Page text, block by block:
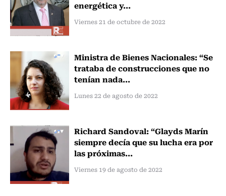
energética y...
Viernes 21 de octubre de 2022
Ministra de Bienes Nacionales: “Se
trataba de construcciones que no
tenían nada...
Lunes 22 de agosto de 2022
Richard Sandoval: “Glayds Marín
siempre decía que su lucha era por
las próximas...
Viernes 19 de agosto de 2022